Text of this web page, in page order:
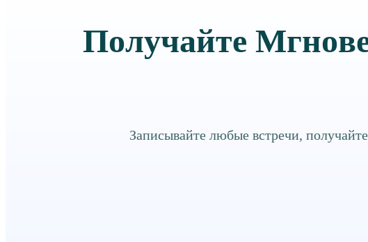
Получайте
Записывайте любые встречи,